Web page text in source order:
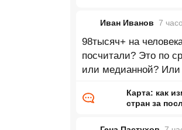
Иван Иванов 7
98тысяч+ на
посчитали? Это по
или медианной? Или
доля
Карта: как
стран за